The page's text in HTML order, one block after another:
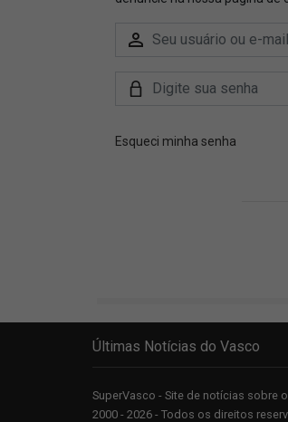
Últimas Notícias do Vasco
SuperVasco - Site de notícias sobre
2000 - 2026 - Todos os direitos